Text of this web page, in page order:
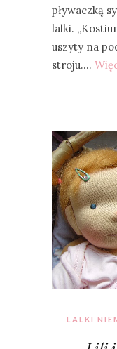
pływaczką
lalki.
uszyty na
stroju.…
LALKI